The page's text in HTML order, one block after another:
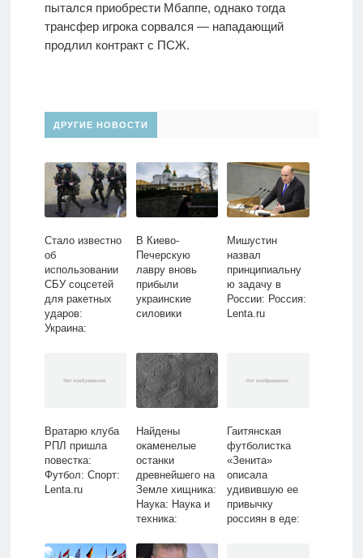
пытался приобрести Мбаппе, однако тогда
трансфер игрока сорвался — нападающий
продлил контракт с ПСЖ.
ДРУГИЕ НОВОСТИ
Стало известно
об
использовании
СБУ соцсетей
для ракетных
ударов:
Украина:
В Киево-
Печерскую
лавру вновь
прибыли
украинские
силовики
Мишустин
назвал
принципиальну
ю задачу в
России: Россия:
Lenta.ru
Вратарю клуба
РПЛ пришла
повестка:
Футбол: Спорт:
Lenta.ru
Найдены
окаменелые
останки
древнейшего на
Земле хищника:
Наука: Наука и
техника:
Гаитянская
футболистка
«Зенита»
описала
удивившую ее
привычку
россиян в еде: